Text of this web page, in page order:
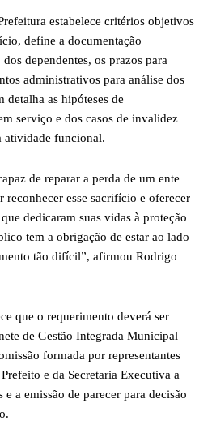
estabelece critérios objetivos
define a documentação
dependentes, os prazos para
administrativos para análise dos
detalha as hipóteses de
serviço e dos casos de invalidez
atividade funcional.
de reparar a perda de um ente
reconhecer esse sacrifício e oferecer
dedicaram suas vidas à proteção
tem a obrigação de estar ao lado
tão difícil”, afirmou Rodrigo
que o requerimento deverá ser
de Gestão Integrada Municipal
formada por representantes
e da Secretaria Executiva a
a emissão de parecer para decisão